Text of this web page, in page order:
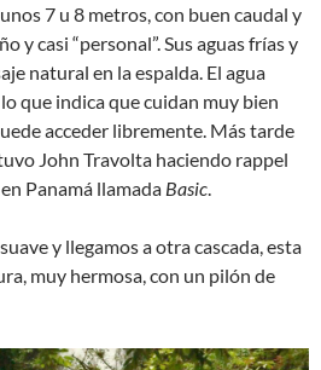
7 u 8 metros, con buen caudal y
y casi “personal”. Sus aguas frías y
natural en la espalda. El agua
que indica que cuidan muy bien
acceder libremente. Más tarde
John Travolta haciendo rappel
Panamá llamada Basic
y llegamos a otra cascada, esta
muy hermosa, con un pilón de